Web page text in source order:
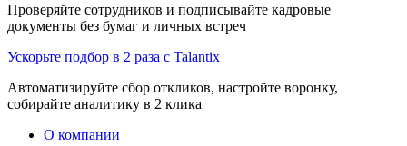
Проверяйте сотрудников и подписывайте кадровые
документы без бумаг и личных встреч
Ускорьте подбор в 2 раза с Talantix
Автоматизируйте сбор откликов, настройте воронку,
собирайте аналитику в 2 клика
О компании